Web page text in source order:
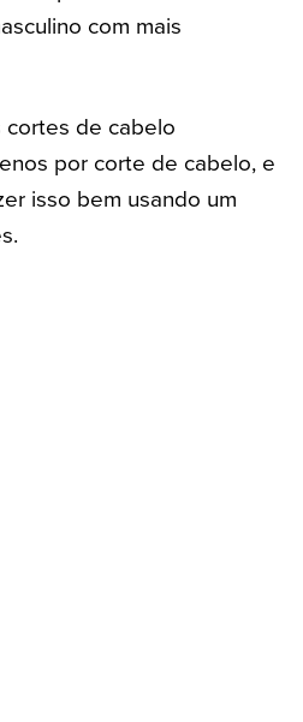
com mais
cortes de cabelo
por corte de cabelo, e
isso bem usando um